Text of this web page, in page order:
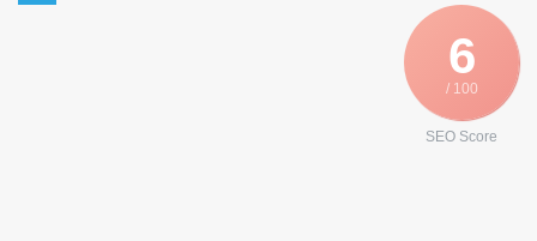
6
/ 100
SEO Score